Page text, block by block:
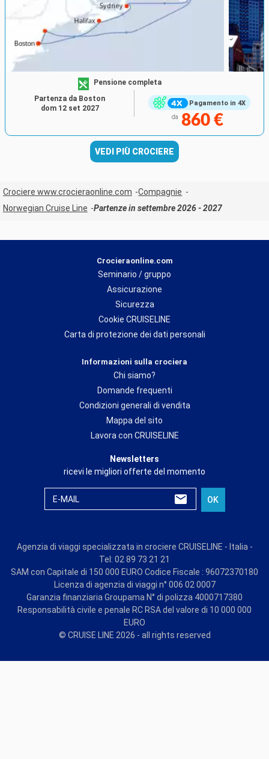
Pagamento in 4X
Pensione completa
da 860 €
Partenza da Boston
dom 12 set 2027
VEDI PIÙ CROCIERE
Crociere www.crocieraonline.com
Compagnie
Norwegian Cruise Line
Partenze in settembre 2026 - 2027
Crocieraonline.com
Seminario / gruppo
Assicurazione
Sicurezza
Cookie CRUISELINE
Carta di protezione dei dati personali
Informazioni sulla crociera
Chi siamo?
Domande frequenti
Condizioni generali di vendita
Mappa del sito
Lavora con CRUISELINE
Newsletters
ricevi le migliori offerte del momento
E-MAIL OK
Agenzia di viaggi specializzata in crociere CRUISELINE - Italia -
Tel: 02 89 73 21 21
SAM con Capitale di 150 000 EURO Codice Fiscale : 96072370180
Licenza di agenzia di viaggi n° 006 02 0007
Garanzia finanziaria Groupama N° di polizza 4000717380
Responsabilità civile e penale RC RSA del valore di 10 000 000
EURO
© CRUISE LINE 2026 - all rights reserved